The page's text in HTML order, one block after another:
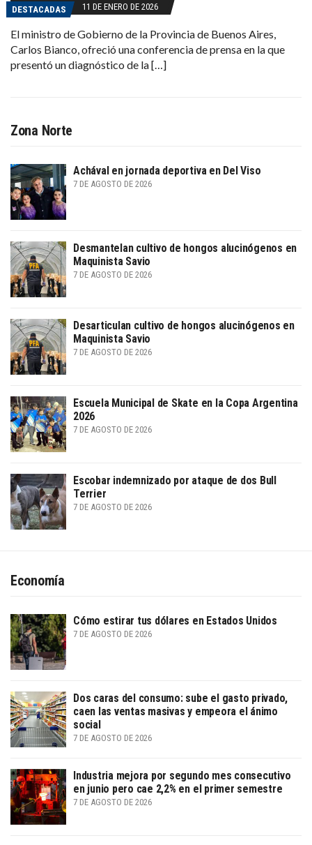
DESTACADAS 11 DE ENERO DE 2026
El ministro de Gobierno de la Provincia de Buenos Aires,
Carlos Bianco, ofreció una conferencia de prensa en la que
presentó un diagnóstico de la […]
Zona Norte
Achával en jornada deportiva en Del Viso
7 DE AGOSTO DE 2026
Desmantelan cultivo de hongos alucinógenos en
Maquinista Savio
7 DE AGOSTO DE 2026
Desarticulan cultivo de hongos alucinógenos en
Maquinista Savio
7 DE AGOSTO DE 2026
Escuela Municipal de Skate en la Copa Argentina
2026
7 DE AGOSTO DE 2026
Escobar indemnizado por ataque de dos Bull
Terrier
7 DE AGOSTO DE 2026
Economía
Cómo estirar tus dólares en Estados Unidos
7 DE AGOSTO DE 2026
Dos caras del consumo: sube el gasto privado,
caen las ventas masivas y empeora el ánimo
social
7 DE AGOSTO DE 2026
Industria mejora por segundo mes consecutivo
en junio pero cae 2,2% en el primer semestre
7 DE AGOSTO DE 2026